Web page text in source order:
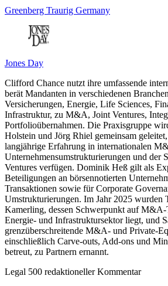
Greenberg Traurig Germany
Jones Day
Clifford Chance nutzt ihre umfassende
berät Mandanten in verschiedenen
Versicherungen, Energie, Life Sciences,
Infrastruktur, zu M&A, Joint Ventures,
Portfolioübernahmen. Die Praxisgruppe
Holstein und Jörg Rhiel gemeinsam
langjährige Erfahrung in internationalen
Unternehmensumstrukturierungen und der
Ventures verfügen. Dominik Heß gilt als
Beteiligungen an börsennotierten
Transaktionen sowie für Corporate
Umstrukturierungen. Im Jahr 2025 wurden
Kamerling, dessen Schwerpunkt auf M&A-
Energie- und Infrastruktursektor liegt, und
grenzüberschreitende M&A- und Private-
einschließlich Carve-outs, Add-ons und
betreut, zu Partnern ernannt.
Legal 500 redaktioneller Kommentar